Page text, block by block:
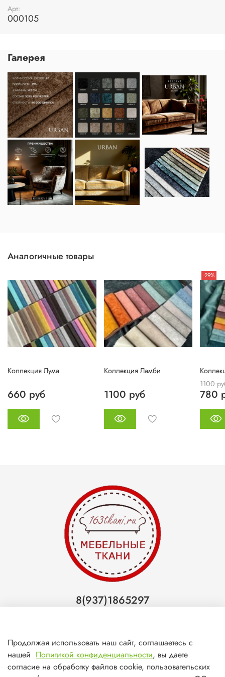
Арт:
000105
Галерея
Аналогичные товары
Коллекция Лума
660 руб
Коллекция Ламби
1100 руб
-29%
1100
780
8(937)1865297
Самара (ТЦ МегаМебель)
8(927)7360008
Продолжая использовать наш сайт, соглашаетесь с
нашей Политикой конфиденциальности, вы даете
согласие на обработку файлов cookie, пользовательских